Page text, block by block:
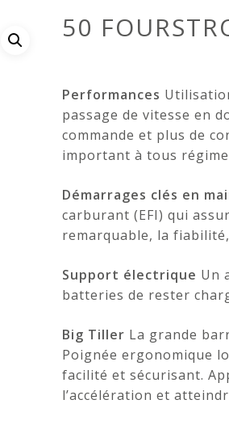
50
Performances
passage de vitesse en
commande et plus de
important à tous
Démarrages clés en
carburant (EFI) qui
remarquable, la
Support électrique Un
batteries de rester
Big Tiller La grande
Poignée ergonomique
facilité et sécurisant.
l’accélération et